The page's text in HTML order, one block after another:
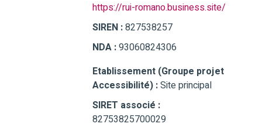
https://rui-romano.business.site/
SIREN :827538257
NDA :93060824306
Etablissement (Groupe projet
Accessibilité) :Site principal
SIRET associé :
82753825700029